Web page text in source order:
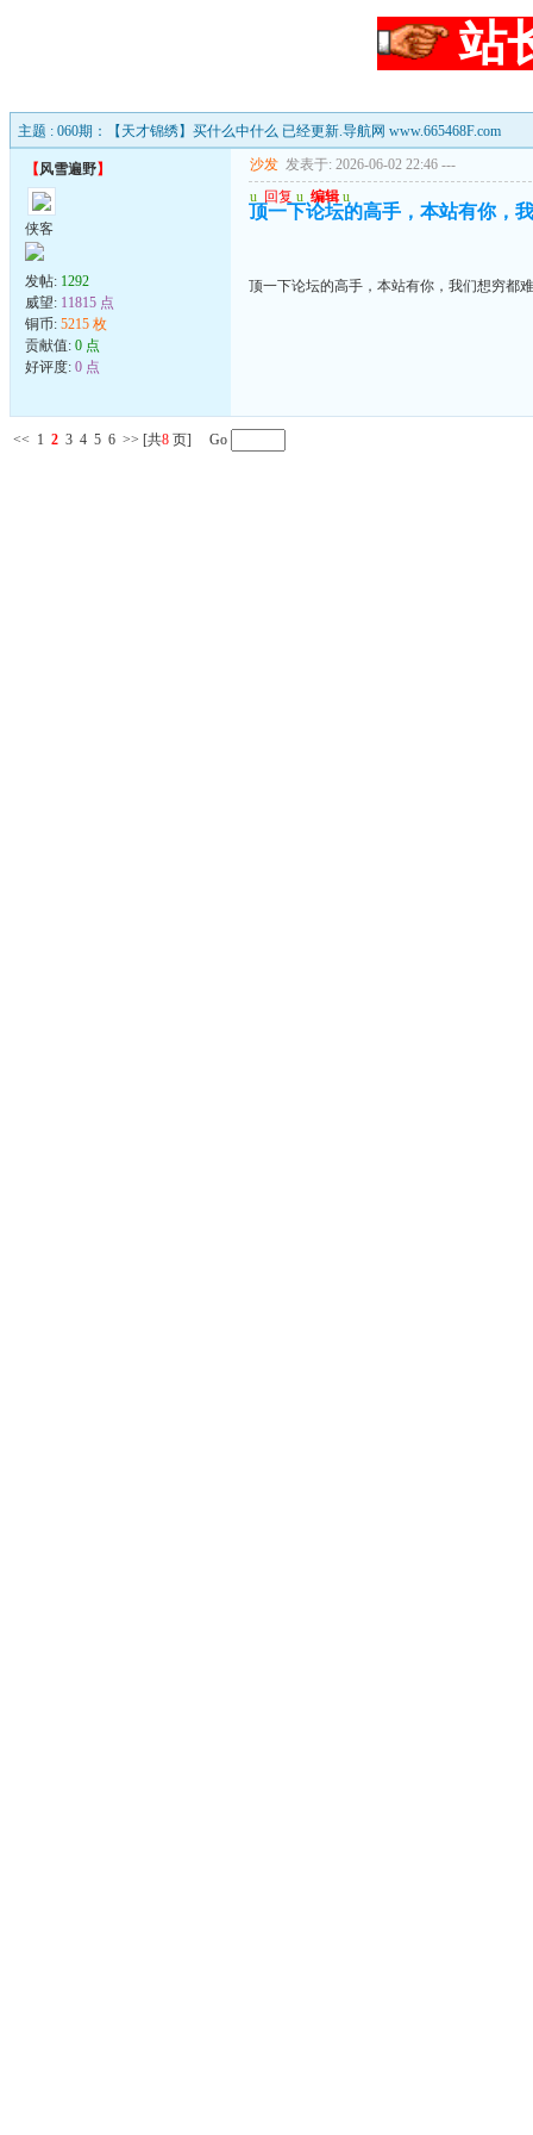
站
主题 : 060期：【天才锦绣】买什么中什么 已经更新.导航网 www.665468F.com
【风雪遍野】
侠客
发帖: 1292
威望: 11815 点
铜币: 5215 枚
贡献值: 0 点
好评度: 0 点
沙发 发表于: 2026-06-02 22:46 ---
u 回复 u 编辑 u
顶一下论坛的高手，本站有你，
顶一下论坛的高手，本站有你，我们想穷都
<< 1 2 3 4 5 6 >> [共8 页] Go